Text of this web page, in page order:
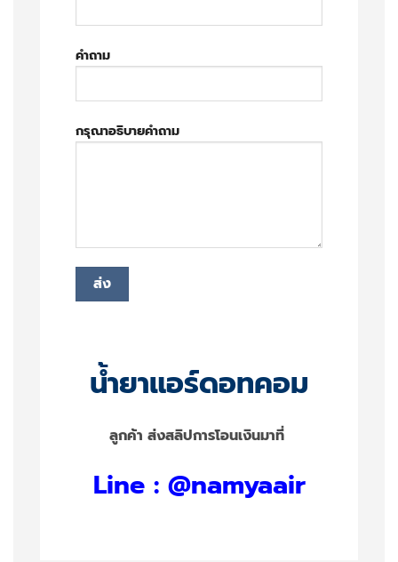
คำถาม
กรุณาอธิบายคำถาม
น้ำยาแอร์ดอทคอม
ลูกค้า ส่งสลิปการโอนเงินมาที่
Line : @namyaair